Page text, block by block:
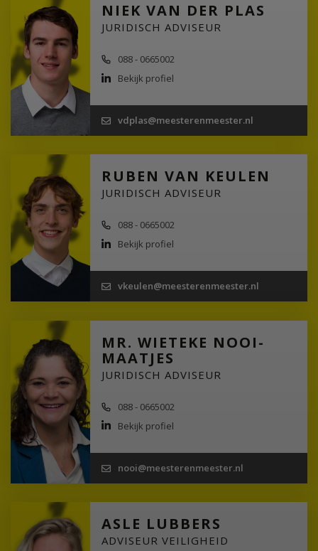
NIEK VAN DER PLAS
JURIDISCH ADVISEUR
088 - 0665002
Bekijk profiel
vdplas@meesterenmeester.nl
RUBEN VAN KEULEN
JURIDISCH ADVISEUR
088 - 0665002
Bekijk profiel
vkeulen@meesterenmeester.nl
MR. WIETEKE NOOI-
MAATJES
JURIDISCH ADVISEUR
088 - 0665002
Bekijk profiel
nooi@meesterenmeester.nl
ASLE LUBBERS
ADVISEUR VEILIGHEID